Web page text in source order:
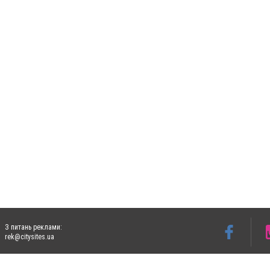
З питань реклами:
rek@citysites.ua